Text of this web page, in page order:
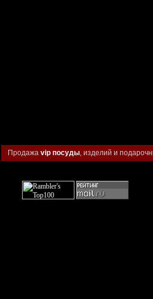
Продажа vip посуды, изделий и